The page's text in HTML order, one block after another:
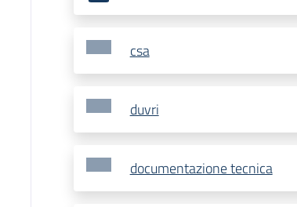
csa
duvri
documentazione tecnica